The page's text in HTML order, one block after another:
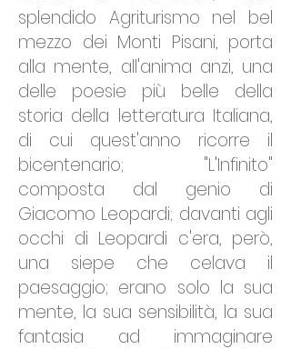
splendido Agriturismo nel bel
mezzo dei Monti Pisani, porta
alla mente, all'anima anzi, una
delle poesie più belle della
storia della letteratura Italiana,
di cui quest'anno ricorre il
bicentenario; "L'Infinito"
composta dal genio di
Giacomo Leopardi; davanti agli
occhi di Leopardi c'era, però,
una siepe che celava il
paesaggio; erano solo la sua
mente, la sua sensibilità, la sua
fantasia ad immaginare